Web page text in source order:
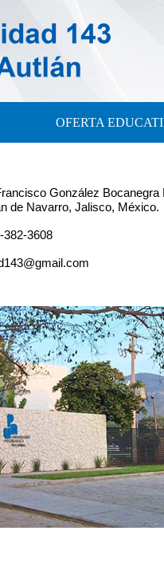
OFERTA
González Bocanegra
de Navarro, Jalisco, México.
382-3608